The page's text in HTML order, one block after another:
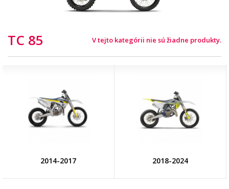
TC 85 V tejto kategórii nie sú žiadne produkty.
2014-2017 2018-2024